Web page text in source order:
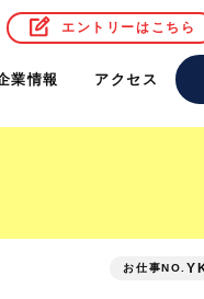
エントリーはこちら
業情報 アクセス
お仕事NO.